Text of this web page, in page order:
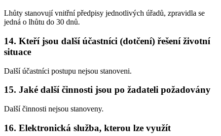
Lhůty stanovují vnitřní předpisy jednotlivých úřadů, zpravidla se
jedná o lhůtu do 30 dnů.
14. Kteří jsou další účastníci (dotčení) řešení životní
situace
Další účastníci postupu nejsou stanoveni.
15. Jaké další činnosti jsou po žadateli požadovány
Další činnosti nejsou stanoveny.
16. Elektronická služba, kterou lze využít